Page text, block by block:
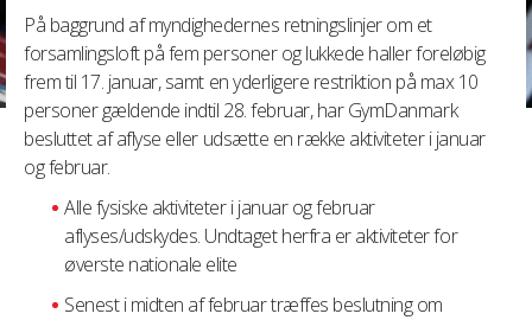
På baggrund af myndighedernes retningslinjer om et
forsamlingsloft på fem personer og lukkede haller foreløbig
frem til 17. januar, samt en yderligere restriktion på max 10
personer gældende indtil 28. februar, har GymDanmark
besluttet af aflyse eller udsætte en række aktiviteter i januar
og februar.
Alle fysiske aktiviteter i januar og februar
aflyses/udskydes. Undtaget herfra er aktiviteter for
øverste nationale elite
Senest i midten af februar træffes beslutning om